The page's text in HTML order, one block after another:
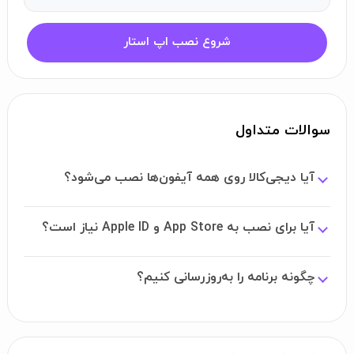
اگر قصد دانلود و نصب دیجی‌کالا روی آیفون را دارید، استور
اپ‌استار یک راه‌ آسان و سریع برای شماست. با ورود به این
استور و تهیه اشتراک، تنها با چند کلیک ساده، می‌توانید برنامه
دیجی‌کالا iOS را نصب کرده و از قابلیت‌های جذاب آن لذت ببرید.
Apple ID وجود ندارد و تمام پروسه نصب و دانلود به صورت
همچنین آخرین و جدیدترین به‌روزرسانی اپلیکیشن دیجی‌کالا را
نیز می‌توانید مستقیما از همین صفحه دریافت کنید.
اگر تاکنون برنامه دیجی‌کالا را روی آیفون خود نصب نکرده‌اید،
شروع نصب اپ استار
سوالات متداول
آیا دیجی‌کالا روی همه آیفون‌ها نصب می‌شود؟
آیا برای نصب به App Store و Apple ID نیاز است؟
چگونه برنامه را به‌روزرسانی کنیم؟